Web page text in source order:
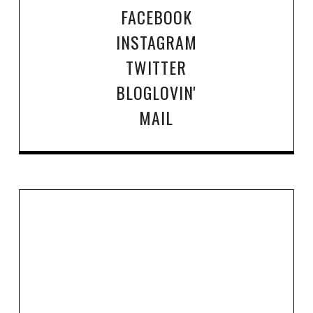
FACEBOOK
INSTAGRAM
TWITTER
BLOGLOVIN'
MAIL